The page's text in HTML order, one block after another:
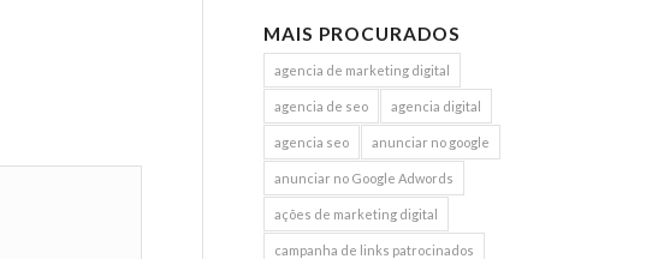
MAIS PROCURADOS
agencia de marketing digital
agencia de seo agencia digital
agencia seo anunciar no google
anunciar no Google Adwords
ações de marketing digital
campanha de links patrocinados